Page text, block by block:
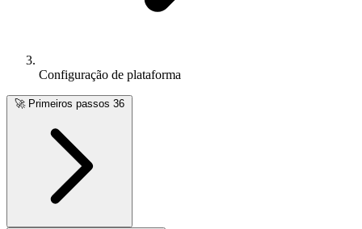
Configuração de plataforma
🚀 Primeiros passos 36